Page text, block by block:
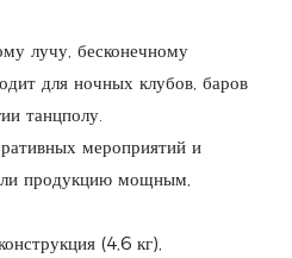
лучу, бесконечному
для ночных клубов, баров
танцполу.
мероприятий и
продукцию мощным,
(4,6 кг),